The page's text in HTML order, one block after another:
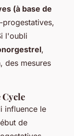
(à base de
l'oubli
,
des mesures
influence le
de